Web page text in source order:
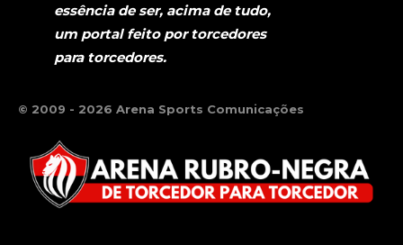
essência de ser, acima de tudo,
um portal feito por torcedores
para torcedores.
© 2009 - 2026 Arena Sports Comunicações